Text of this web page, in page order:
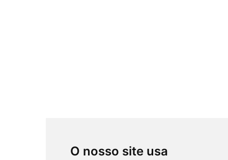
O nosso site usa